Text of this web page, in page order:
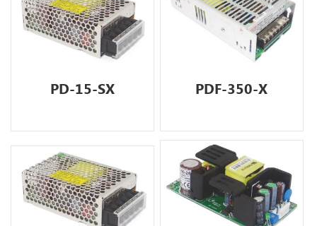
klanten niet alleen kwalitatief hoogwaardige producten
leveren, maar ook onze beste service en snelle levering tijd
PD-15-SX PDF-350-X